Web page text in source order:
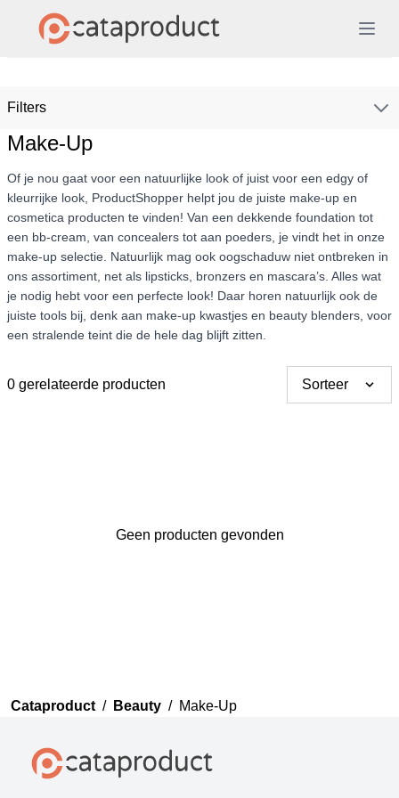
Filters
Make-Up
Of je nou gaat voor een natuurlijke look of juist voor een edgy of
kleurrijke look, ProductShopper helpt jou de juiste make-up en
cosmetica producten te vinden! Van een dekkende foundation tot
een bb-cream, van concealers tot aan poeders, je vindt het in onze
make-up selectie. Natuurlijk mag ook oogschaduw niet ontbreken in
ons assortiment, net als lipsticks, bronzers en mascara’s. Alles wat
je nodig hebt voor een perfecte look! Daar horen natuurlijk ook de
juiste tools bij, denk aan make-up kwastjes en beauty blenders, voor
een stralende teint die de hele dag blijft zitten.
0 gerelateerde producten Sorteer
Geen producten gevonden
Cataproduct / Beauty / Make-Up